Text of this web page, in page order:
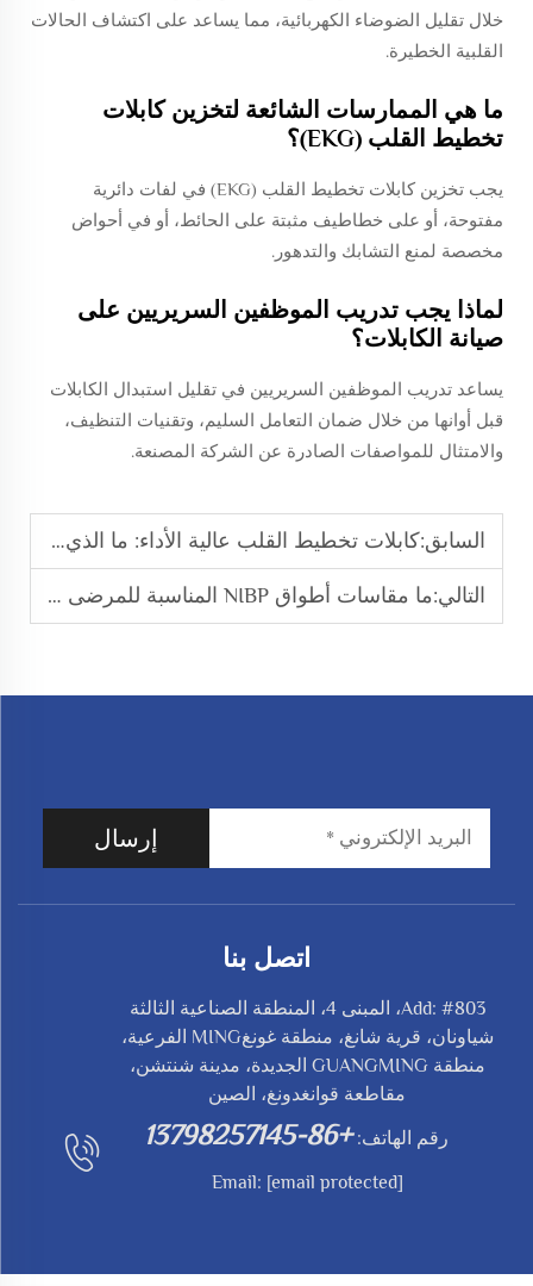
خلال تقليل الضوضاء الكهربائية، مما يساعد على اكتشاف الحالات
القلبية الخطيرة.
ما هي الممارسات الشائعة لتخزين كابلات
تخطيط القلب (EKG)؟
يجب تخزين كابلات تخطيط القلب (EKG) في لفات دائرية
مفتوحة، أو على خطاطيف مثبتة على الحائط، أو في أحواض
مخصصة لمنع التشابك والتدهور.
لماذا يجب تدريب الموظفين السريريين على
صيانة الكابلات؟
يساعد تدريب الموظفين السريريين في تقليل استبدال الكابلات
قبل أوانها من خلال ضمان التعامل السليم، وتقنيات التنظيف،
والامتثال للمواصفات الصادرة عن الشركة المصنعة.
السابق:كابلات تخطيط القلب عالية الأداء: ما الذي يجعلها موثوقة؟
التالي:ما مقاسات أطواق NIBP المناسبة للمرضى المختلفين؟
إرسال
اتصل بنا
Add: #803، المبنى 4، المنطقة الصناعية الثالثة
شياونان، قرية شانغ، منطقة غونغMING الفرعية،
منطقة GUANGMING الجديدة، مدينة شنتشن،
مقاطعة قوانغدونغ، الصين
رقم الهاتف: +86-13798257145
Email: [email protected]